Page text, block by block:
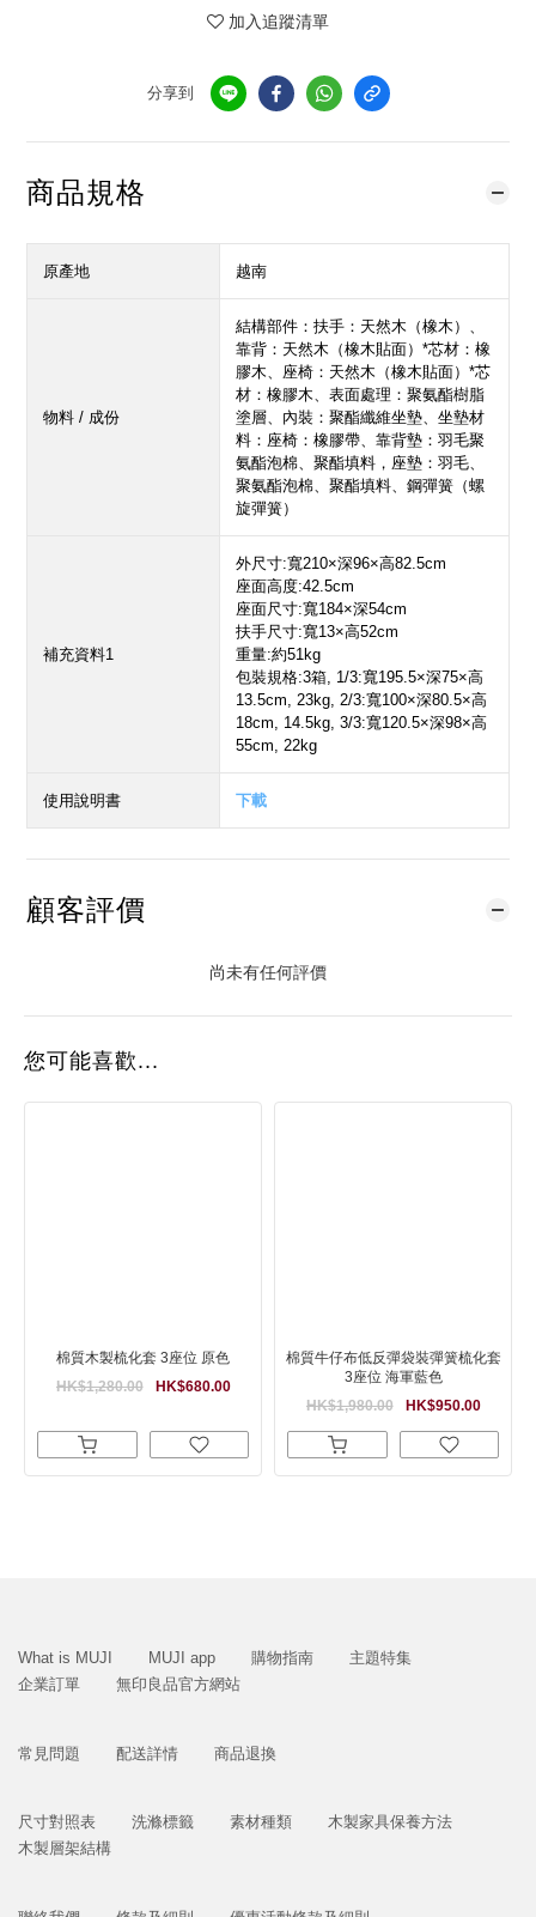
加入追蹤清單
分享到
商品規格
原產地 越南
物料 / 成份
結構部件：扶手：天然木（橡木）、
靠背：天然木（橡木貼面）*芯材：橡
膠木、座椅：天然木（橡木貼面）*芯
材：橡膠木、表面處理：聚氨酯樹脂
塗層、內裝：聚酯纖維坐墊、坐墊材
料：座椅：橡膠帶、靠背墊：羽毛聚
氨酯泡棉、聚酯填料，座墊：羽毛、
聚氨酯泡棉、聚酯填料、鋼彈簧（螺
旋彈簧）
補充資料1
外尺寸:寬210×深96×高82.5cm
座面高度:42.5cm
座面尺寸:寬184×深54cm
扶手尺寸:寬13×高52cm
重量:約51kg
包裝規格:3箱, 1/3:寬195.5×深75×高
13.5cm, 23kg, 2/3:寬100×深80.5×高
18cm, 14.5kg, 3/3:寬120.5×深98×高
55cm, 22kg
使用說明書 下載
顧客評價
尚未有任何評價
您可能喜歡...
棉質木製梳化套 3座位 原色
HK$680.00
HK$1,280.00
棉質牛仔布低反彈袋裝彈簧梳化套
3座位 海軍藍色
HK$950.00
HK$1,980.00
What is MUJI MUJI app 購物指南
主題特集
企業訂單
無印良品官方網站
常見問題 配送詳情 商品退換
尺寸對照表 洗滌標籤 素材種類
木製家具保養方法
木製層架結構